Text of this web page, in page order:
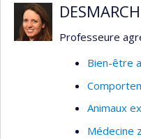
Professeure
Bien-être
Animaux
Médecine